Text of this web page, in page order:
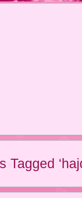
Tagged